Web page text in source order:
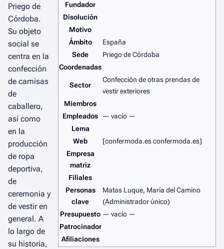
Fundador
Disolución
Motivo
Ámbito
España
Sede
Priego de Córdoba
Coordenadas
Sector
Confección de otras prendas de
vestir exteriores
Miembros
Empleados — vacío —
Lema
Web
[confermoda.es confermoda.es]
Empresa
matriz
Filiales
Personas
clave
Matas Luque, María del Camino
(Administrador único)
Presupuesto — vacío —
Patrocinador
Afiliaciones
Priego de
Córdoba.
Su objeto
social se
centra en la
confección
de camisas
de
caballero,
así como
en la
producción
de ropa
deportiva,
de
ceremonia y
de vestir en
general. A
lo largo de
su historia,